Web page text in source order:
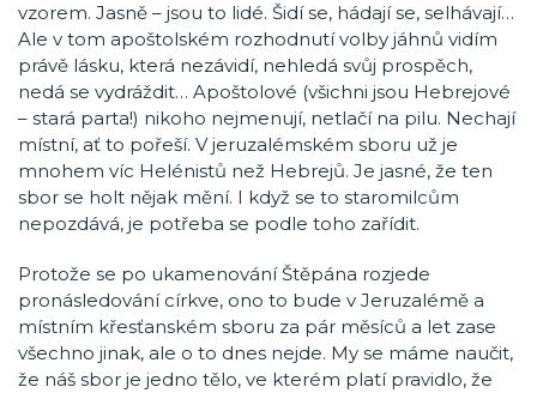
vzorem. Jasně – jsou to lidé. Šidí se, hádají se, selhávají…
Ale v tom apoštolském rozhodnutí volby jáhnů vidím
právě lásku, která nezávidí, nehledá svůj prospěch,
nedá se vydráždit… Apoštolové (všichni jsou Hebrejové
– stará parta!) nikoho nejmenují, netlačí na pilu. Nechají
místní, ať to pořeší. V jeruzalémském sboru už je
mnohem víc Helénistů než Hebrejů. Je jasné, že ten
sbor se holt nějak mění. I když se to staromilcům
nepozdává, je potřeba se podle toho zařídit.
Protože se po ukamenování Štěpána rozjede
pronásledování církve, ono to bude v Jeruzalémě a
místním křesťanském sboru za pár měsíců a let zase
všechno jinak, ale o to dnes nejde. My se máme naučit,
že náš sbor je jedno tělo, ve kterém platí pravidlo, že